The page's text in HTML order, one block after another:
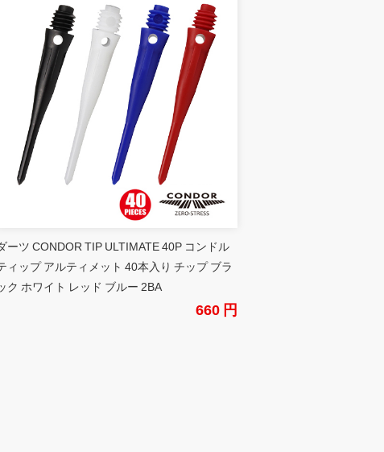
ーツ CONDOR TIP ULTIMATE 40P コンドル
ィップ アルティメット 40本入り チップ ブラ
ク ホワイト レッド ブルー 2BA
660 円